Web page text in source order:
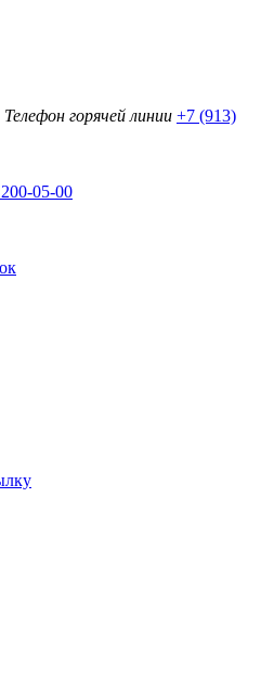
Телефон горячей линии +7 (913)
05-00